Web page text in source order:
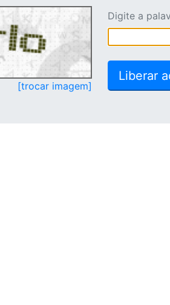
[trocar imagem]
Digite a